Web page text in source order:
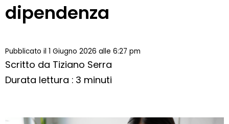
dipendenza
Pubblicato il 1 Giugno 2026 alle 6:27 pm
Scritto da Tiziano Serra
Durata lettura : 3 minuti